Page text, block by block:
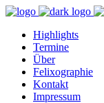
Highlights
Termine
Über
Felixographie
Kontakt
Impressum